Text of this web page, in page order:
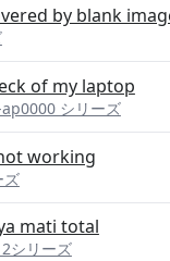
by blank
of my laptop
シリーズ
working
ズ
mati total
シリーズ